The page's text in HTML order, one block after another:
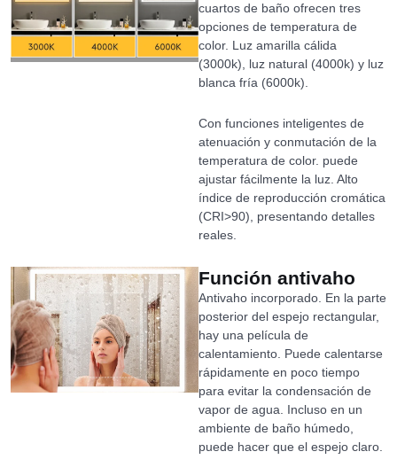
cuartos de baño ofrecen tres
opciones de temperatura de
color. Luz amarilla cálida
(3000k), luz natural (4000k) y luz
blanca fría (6000k).
Con funciones inteligentes de
atenuación y conmutación de la
temperatura de color. puede
ajustar fácilmente la luz. Alto
índice de reproducción cromática
(CRI>90), presentando detalles
reales.
Función antivaho
Antivaho incorporado. En la parte
posterior del espejo rectangular,
hay una película de
calentamiento. Puede calentarse
rápidamente en poco tiempo
para evitar la condensación de
vapor de agua. Incluso en un
ambiente de baño húmedo,
puede hacer que el espejo claro.